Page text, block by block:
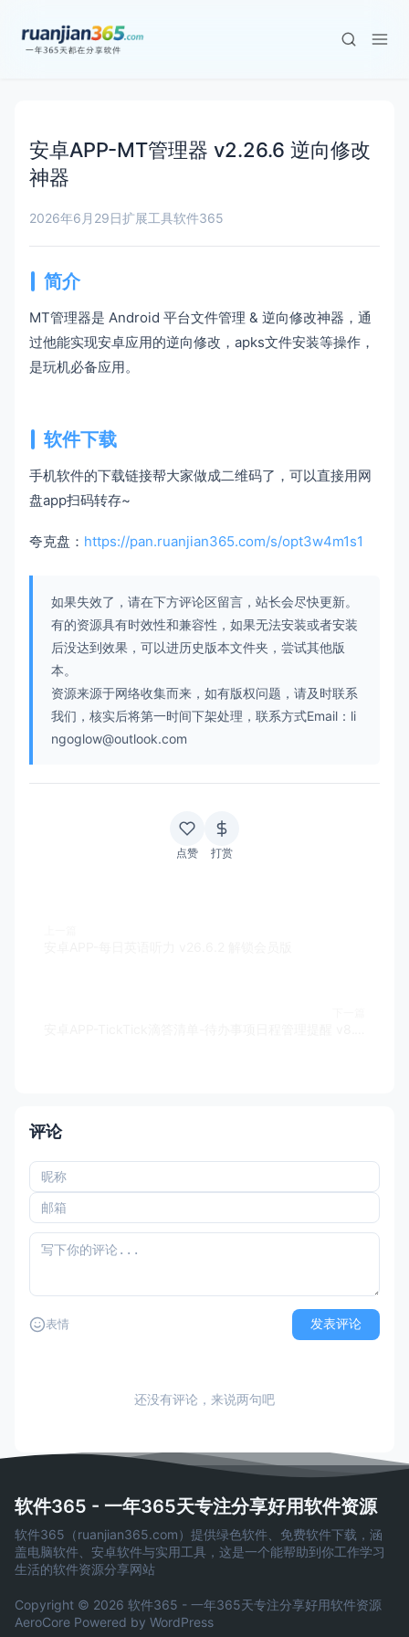
安卓APP-MT管理器 v2.26.6 逆向修改
神器
2026年6月29日扩展工具软件365
简介
MT管理器是 Android 平台文件管理 & 逆向修改神器，通
过他能实现安卓应用的逆向修改，apks文件安装等操作，
是玩机必备应用。
软件下载
手机软件的下载链接帮大家做成二维码了，可以直接用网
盘app扫码转存~
夸克盘： https://pan.ruanjian365.com/s/opt3w4m1s1
如果失效了，请在下方评论区留言，站长会尽快更新。
有的资源具有时效性和兼容性，如果无法安装或者安装
后没达到效果，可以进历史版本文件夹，尝试其他版
本。
资源来源于网络收集而来，如有版权问题，请及时联系
我们，核实后将第一时间下架处理，联系方式Email：li
ngoglow@outlook.com
点赞 打赏
评论
表情 发表评论
还没有评论，来说两句吧
软件365 - 一年365天专注分享好用软件资源
软件365（ruanjian365.com）提供绿色软件、免费软件下载，涵
盖电脑软件、安卓软件与实用工具，这是一个能帮助到你工作学习
生活的软件资源分享网站
Copyright © 2026 软件365 - 一年365天专注分享好用软件资源
AeroCore Powered by WordPress